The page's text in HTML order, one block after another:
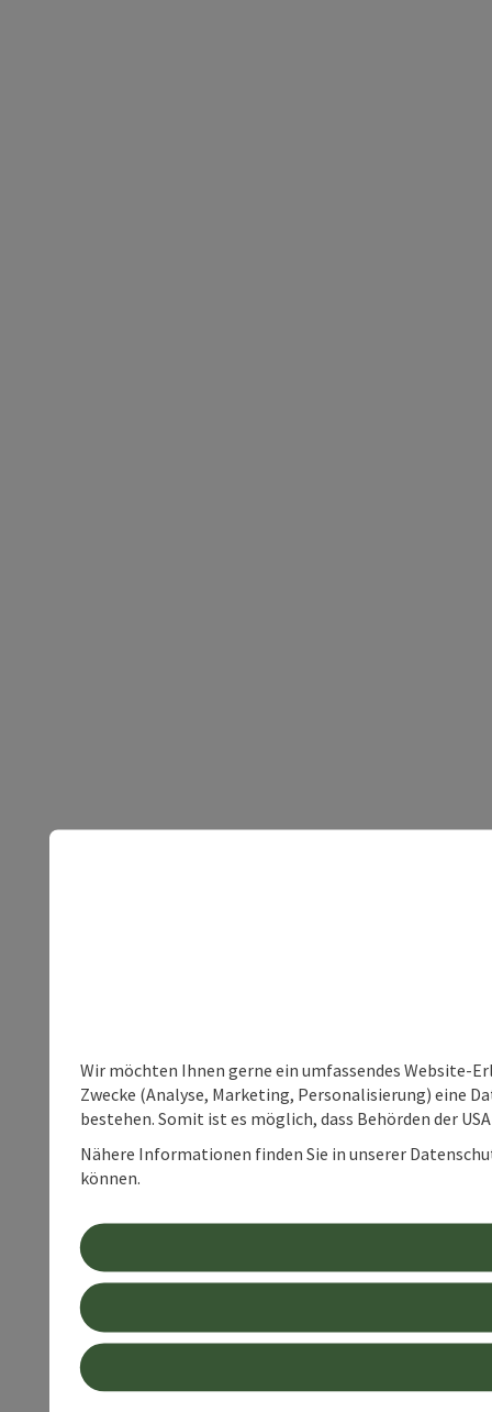
Wir möchten Ihnen gerne ein umfassendes Website-
Zwecke (Analyse, Marketing, Personalisierung) eine
bestehen. Somit ist es möglich, dass Behörden der
Nähere Informationen finden Sie in unserer
können.